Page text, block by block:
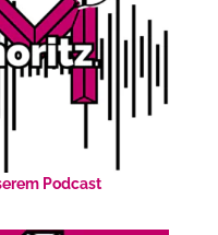
Podcast